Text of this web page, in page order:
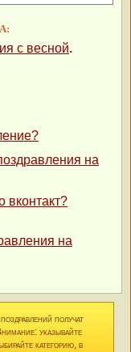
с весной.
на
вконтакт?
на
получат
указывайте
категорию, в